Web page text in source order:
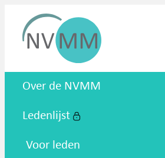
Nederlandse Vereniging voor
Over de NVMM
Ledenlijst
Voor leden